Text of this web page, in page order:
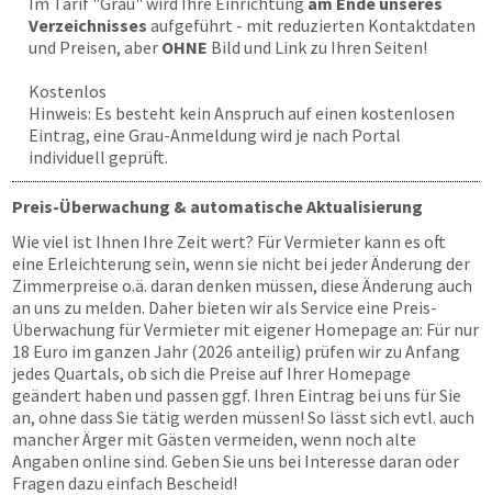
Verzeichnisses aufgeführt - mit reduzierten Kontaktdaten
und Preisen, aber OHNE Bild und Link zu Ihren Seiten!
Kostenlos
Hinweis: Es besteht kein Anspruch auf einen kostenlosen
Eintrag, eine Grau-Anmeldung wird je nach Portal
individuell geprüft.
Preis-Überwachung & automatische Aktualisierung
Wie viel ist Ihnen Ihre Zeit wert? Für Vermieter kann es oft
eine Erleichterung sein, wenn sie nicht bei jeder Änderung der
Zimmerpreise o.ä. daran denken müssen, diese Änderung auch
an uns zu melden. Daher bieten wir als Service eine Preis-
Überwachung für Vermieter mit eigener Homepage an: Für nur
18 Euro im ganzen Jahr (2026 anteilig) prüfen wir zu Anfang
jedes Quartals, ob sich die Preise auf Ihrer Homepage
geändert haben und passen ggf. Ihren Eintrag bei uns für Sie
an, ohne dass Sie tätig werden müssen! So lässt sich evtl. auch
mancher Ärger mit Gästen vermeiden, wenn noch alte
Angaben online sind. Geben Sie uns bei Interesse daran oder
Fragen dazu einfach Bescheid!